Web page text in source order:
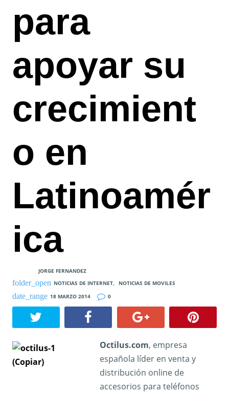
para
apoyar su
crecimient
o en
Latinoamér
ica
JORGE FERNANDEZ
NOTICIAS DE INTERNET,
NOTICIAS DE MOVILES
18 MARZO 2014
0
Octilus.com, empresa
española líder en venta y
distribución online de
accesorios para teléfonos